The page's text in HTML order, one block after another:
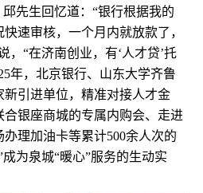
邱先生回忆道：“银行根据我的
速审核，一个月内就放款了，
，“在济南创业，有‘人才贷’托
年，北京银行、山东大学齐鲁
新引进单位，精准对接人才金
银座商城的专属内购会、走进
理加油卡等累计500余人次的
为泉城“暖心”服务的生动实